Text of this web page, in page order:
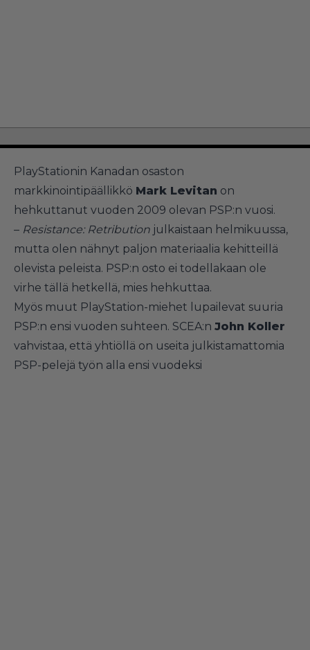
PlayStationin Kanadan osaston
markkinointipäällikkö Mark Levitan on
hehkuttanut vuoden 2009 olevan PSP:n vuosi.
– Resistance: Retribution julkaistaan helmikuussa,
mutta olen nähnyt paljon materiaalia kehitteillä
olevista peleista. PSP:n osto ei todellakaan ole
virhe tällä hetkellä, mies hehkuttaa.
Myös muut PlayStation-miehet lupailevat suuria
PSP:n ensi vuoden suhteen. SCEA:n John Koller
vahvistaa, että yhtiöllä on useita julkistamattomia
PSP-pelejä työn alla ensi vuodeksi